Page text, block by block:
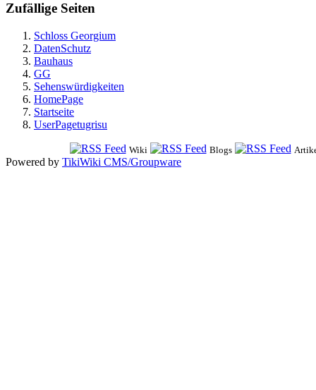
Zufällige Seiten
Schloss Georgium
DatenSchutz
Bauhaus
GG
Sehenswürdigkeiten
HomePage
Startseite
UserPagetugrisu
Wiki Blogs
Powered by TikiWiki CMS/Groupware